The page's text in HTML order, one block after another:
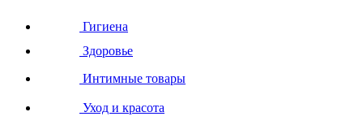
Гигиена
Здоровье
Интимные товары
Уход и красота